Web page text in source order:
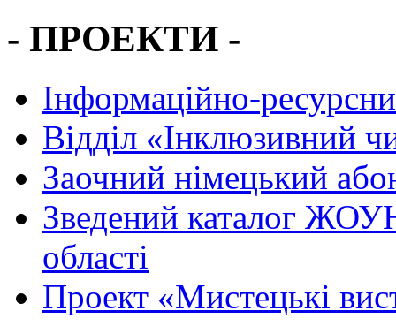
- ПРОЕКТИ -
Інформаційно-
Вiддiл «Інклюзивний
Заочний німецький
Зведений каталог
області
Проект «Мистецькі